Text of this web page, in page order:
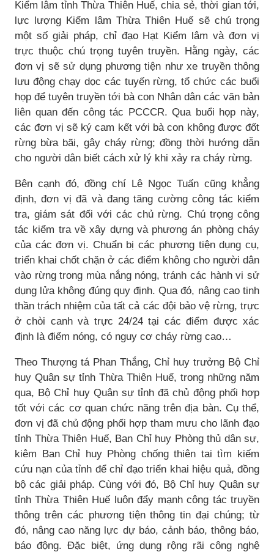
Kiểm lâm tỉnh Thừa Thiên Huế, chia sẻ, thời gian tới,
lực lượng Kiểm lâm Thừa Thiên Huế sẽ chú trọng
một số giải pháp, chỉ đạo Hạt Kiểm lâm và đơn vị
trực thuộc chú trọng tuyên truyền. Hằng ngày, các
đơn vị sẽ sử dụng phương tiện như xe truyền thông
lưu động chạy dọc các tuyến rừng, tổ chức các buổi
họp để tuyên truyền tới bà con Nhân dân các văn bản
liên quan đến công tác PCCCR. Qua buổi họp này,
các đơn vị sẽ ký cam kết với bà con không được đốt
rừng bừa bãi, gây cháy rừng; đồng thời hướng dẫn
cho người dân biết cách xử lý khi xảy ra cháy rừng.
Bên cạnh đó, đồng chí Lê Ngọc Tuấn cũng khẳng
định, đơn vị đã và đang tăng cường công tác kiểm
tra, giám sát đối với các chủ rừng. Chú trọng công
tác kiểm tra về xây dựng và phương án phòng cháy
của các đơn vị. Chuẩn bị các phương tiện dụng cụ,
triển khai chốt chặn ở các điểm không cho người dân
vào rừng trong mùa nắng nóng, tránh các hành vi sử
dụng lửa không đúng quy định. Qua đó, nâng cao tinh
thần trách nhiệm của tất cả các đội bảo vệ rừng, trực
ở chòi canh và trực 24/24 tại các điểm được xác
định là điểm nóng, có nguy cơ cháy rừng cao…
Theo Thượng tá Phan Thắng, Chỉ huy trưởng Bộ Chỉ
huy Quân sự tỉnh Thừa Thiên Huế, trong những năm
qua, Bộ Chỉ huy Quân sự tỉnh đã chủ động phối hợp
tốt với các cơ quan chức năng trên địa bàn. Cụ thể,
đơn vị đã chủ động phối hợp tham mưu cho lãnh đạo
tỉnh Thừa Thiên Huế, Ban Chỉ huy Phòng thủ dân sự,
kiêm Ban Chỉ huy Phòng chống thiên tai tìm kiếm
cứu nạn của tỉnh để chỉ đạo triển khai hiệu quả, đồng
bộ các giải pháp. Cùng với đó, Bộ Chỉ huy Quân sự
tỉnh Thừa Thiên Huế luôn đẩy mạnh công tác truyền
thông trên các phương tiện thông tin đại chúng; từ
đó, nâng cao năng lực dự báo, cảnh báo, thông báo,
báo động. Đặc biệt, ứng dụng rộng rãi công nghệ